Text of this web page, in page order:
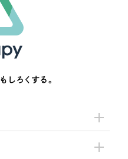
しろくする。